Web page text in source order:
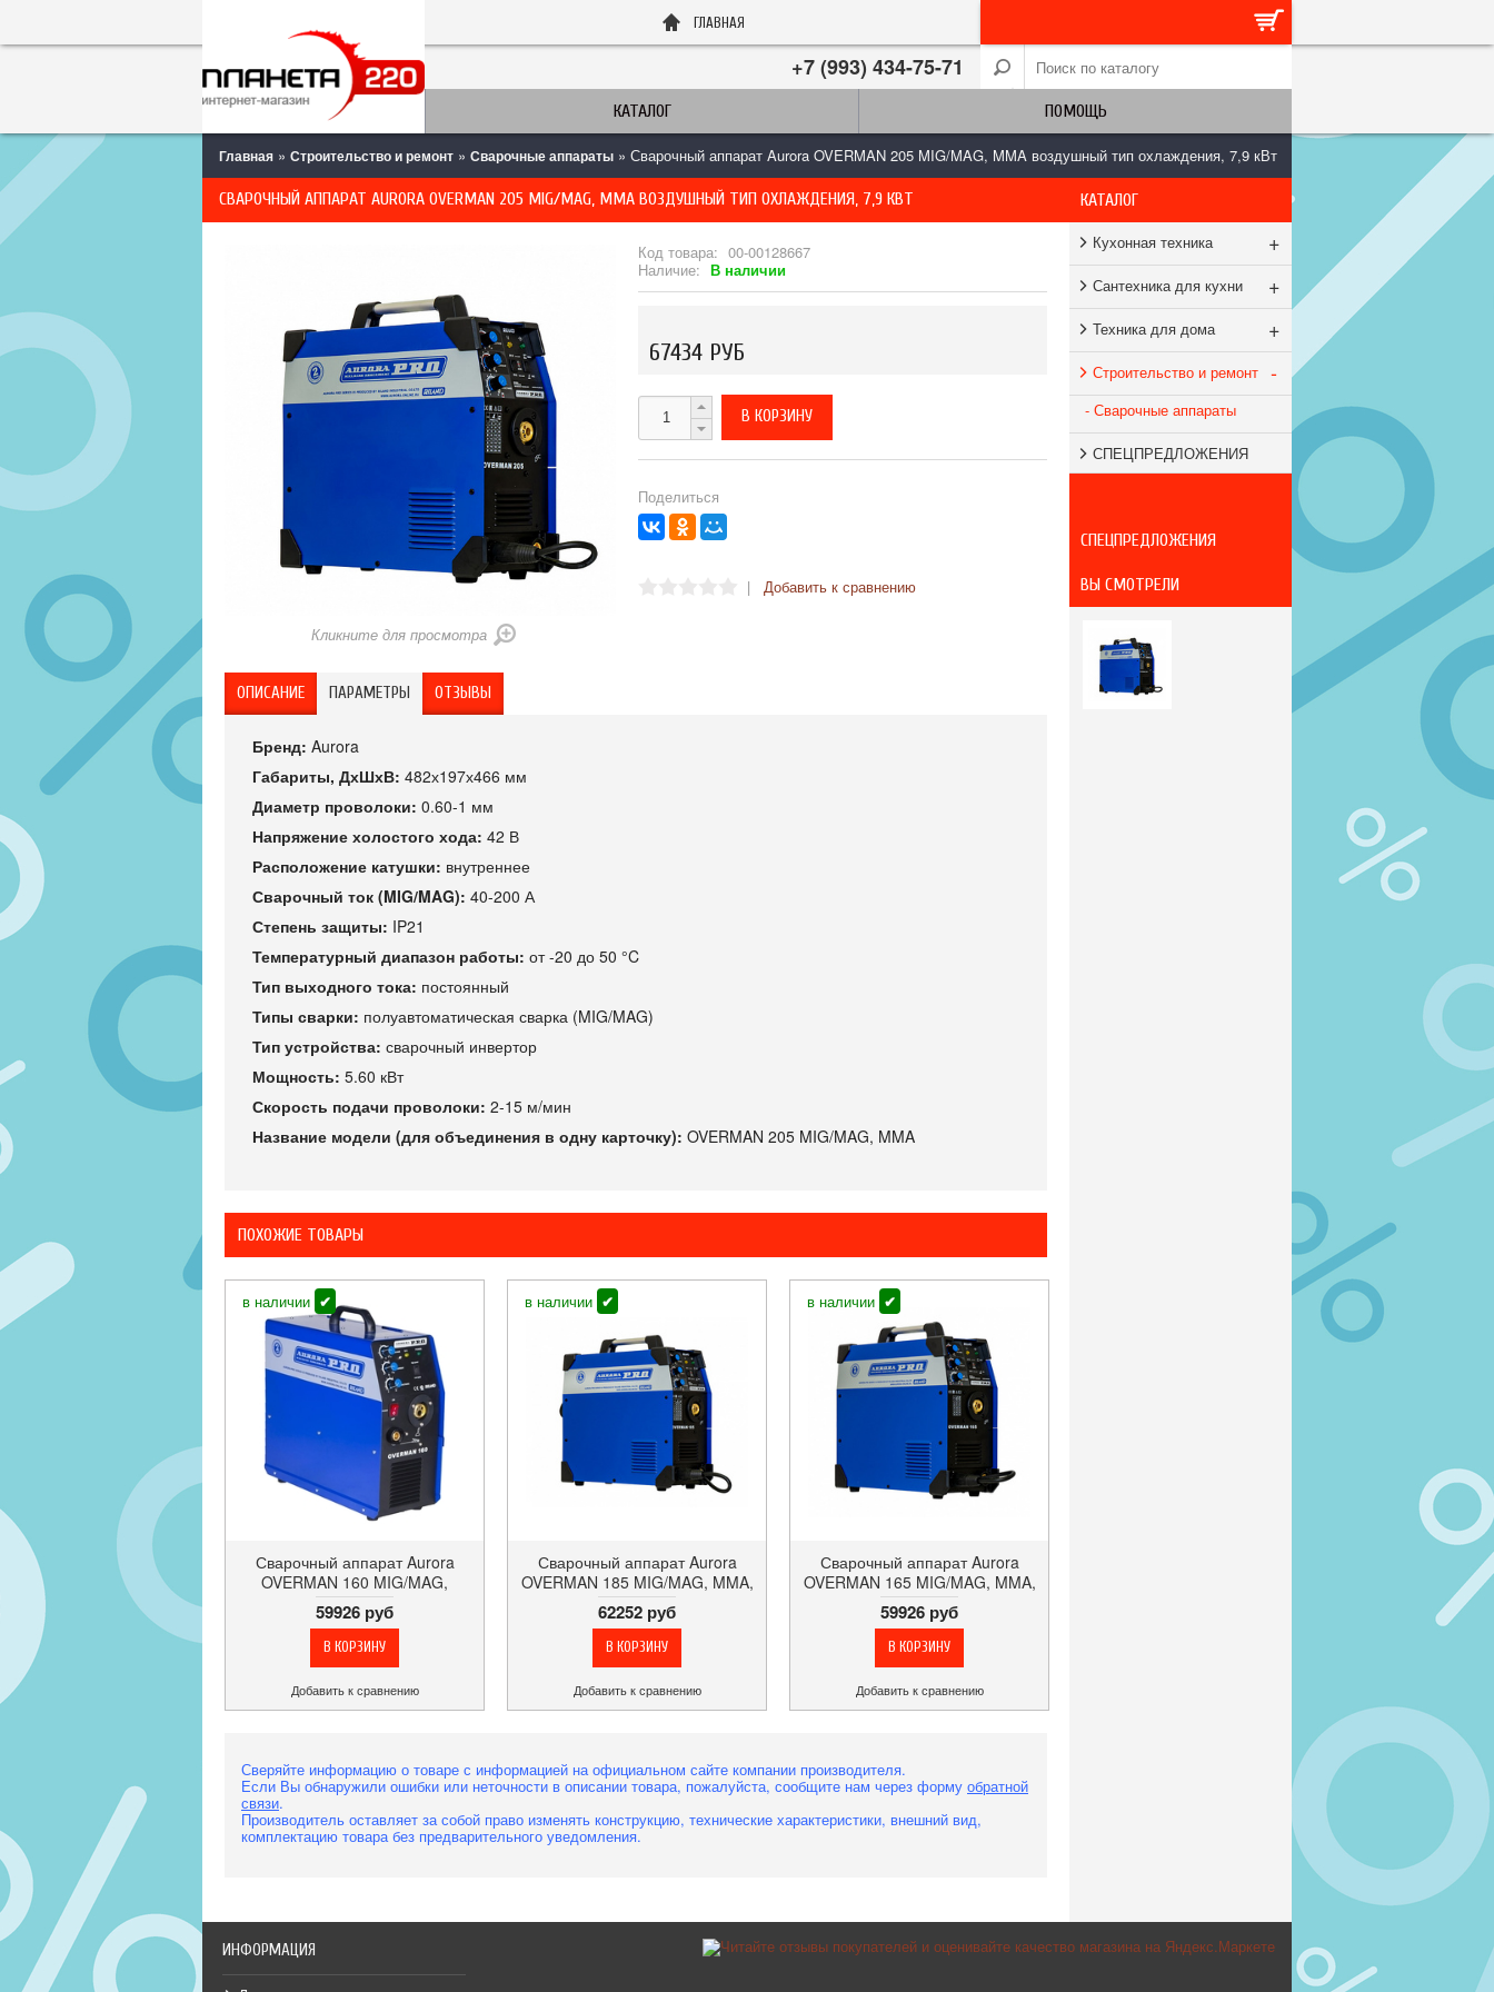
ГЛАВНАЯ
+7 (993) 434-75-71
КАТАЛОГ ПОМОЩЬ
Главная » Строительство и ремонт » Сварочные аппараты » Сварочный аппарат Aurora OVERMAN 205 MIG/MAG, MMA воздушный тип охлаждения, 7,9 кВт
КАТАЛОГ
Кухонная техника +
Сантехника для кухни +
Техника для дома +
Строительство и ремонт -
- Сварочные аппараты
СПЕЦПРЕДЛОЖЕНИЯ
СПЕЦПРЕДЛОЖЕНИЯ
ВЫ СМОТРЕЛИ
СВАРОЧНЫЙ АППАРАТ AURORA OVERMAN 205 MIG/MAG, MMA ВОЗДУШНЫЙ ТИП ОХЛАЖДЕНИЯ, 7,9 КВТ
Кликните для просмотра
Код товара: 00-00128667
Наличие: В наличии
67434 РУБ
Поделиться
| Добавить к сравнению
ОПИСАНИЕ ПАРАМЕТРЫ ОТЗЫВЫ
Бренд: Aurora
Габариты, ДхШхВ: 482х197х466 мм
Диаметр проволоки: 0.60-1 мм
Напряжение холостого хода: 42 В
Расположение катушки: внутреннее
Сварочный ток (MIG/MAG): 40-200 А
Степень защиты: IP21
Температурный диапазон работы: от -20 до 50 °C
Тип выходного тока: постоянный
Типы сварки: полуавтоматическая сварка (MIG/MAG)
Тип устройства: сварочный инвертор
Мощность: 5.60 кВт
Скорость подачи проволоки: 2-15 м/мин
Название модели (для объединения в одну карточку): OVERMAN 205 MIG/MAG, MMA
ПОХОЖИЕ ТОВАРЫ
в наличии ✔
Сварочный аппарат Aurora
OVERMAN 160 MIG/MAG,
инвертор, сварочный ток до 160
А, вес 16.9 кг
59926 руб
Добавить к сравнению
в наличии ✔
Сварочный аппарат Aurora
OVERMAN 185 MIG/MAG, MMA,
для ММА и MIG/MAG сварки,
мощность 7 кВт
62252 руб
Добавить к сравнению
в наличии ✔
Сварочный аппарат Aurora
OVERMAN 165 MIG/MAG, MMA,
7.1 кВт, инвертор, КПД 85%
59926 руб
Добавить к сравнению
Сверяйте информацию о товаре с информацией на официальном сайте компании производителя.
Если Вы обнаружили ошибки или неточности в описании товара, пожалуйста, сообщите нам через форму обратной
связи.
Производитель оставляет за собой право изменять конструкцию, технические характеристики, внешний вид,
комплектацию товара без предварительного уведомления.
ИНФОРМАЦИЯ